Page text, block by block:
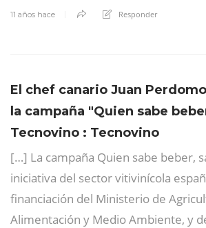
11 años hace Responder
El chef canario Juan
la campaña "Quien sabe
Tecnovino : Tecnovino
[…] La campaña Quien sabe beber,
iniciativa del sector vitivinícola
financiación del Ministerio de
Alimentación y Medio Ambiente, y